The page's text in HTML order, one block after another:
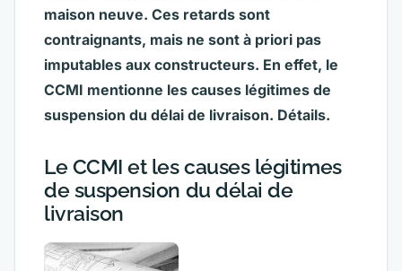
maison neuve. Ces retards sont
contraignants, mais ne sont à priori pas
imputables aux constructeurs. En effet, le
CCMI mentionne les causes légitimes de
suspension du délai de livraison. Détails.
Le CCMI et les causes légitimes
de suspension du délai de
livraison